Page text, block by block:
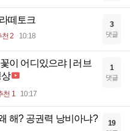
떼토크
천 2 10:18
3
댓글
이 어디있으랴 | 러브
천 1 10:17
1
댓글
해? 공권력 낭비아냐? 19